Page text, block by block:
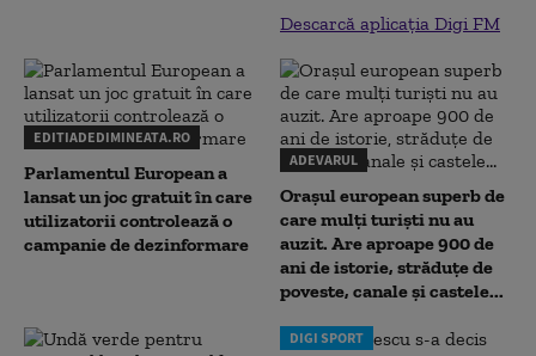
Descarcă aplicația Digi FM
EDITIADEDIMINEATA.RO
Parlamentul European a
lansat un joc gratuit în care
utilizatorii controlează o
campanie de dezinformare
ADEVARUL
Orașul european superb de
care mulți turiști nu au
auzit. Are aproape 900 de
ani de istorie, străduțe de
poveste, canale și castele...
DIGI SPORT